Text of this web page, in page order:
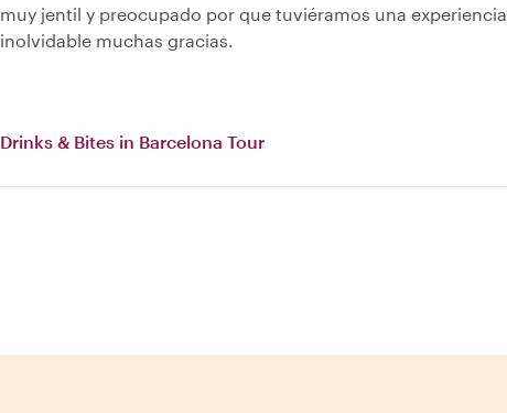
muy jentil y preocupado por que tuviéramos una experiencia
inolvidable muchas gracias.
Drinks & Bites in Barcelona Tour